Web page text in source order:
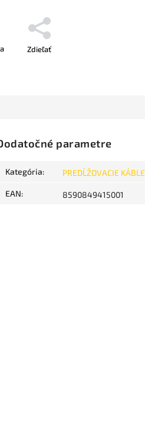
Zdieľať
parametre
Kategória: PREDĹŽOVACIE KÁBLE
EAN: 8590849415001